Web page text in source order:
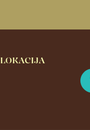
LOKACIJA